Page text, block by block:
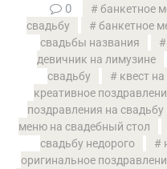
0 банкетное
свадьбу
банкетное
свадьбы названия
девичник на лимузине
свадьбу
квест
креативное
поздравления на свадьбу
меню на свадебный стол
свадьбу недорого
оригинальное